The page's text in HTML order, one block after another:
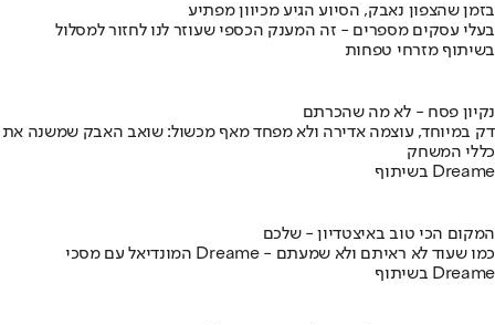
בזמן שהצפון נאבק, הסיוע הגיע מכיוון מפתיע
בעלי עסקים מספרים - זה המענק הכספי שעוזר לנו לחזור למסלול
בשיתוף מזרחי טפחות
נקיון פסח - לא מה שהכרתם
דק במיוחד, עוצמה אדירה ולא מפחד מאף מכשול: שואב האבק שמשנה את
כללי המשחק
בשיתוף Dreame
המקום הכי טוב באיצטדיון - שלכם
המונדיאל עם מסכי Dreame - כמו שעוד לא ראיתם ולא שמעתם
בשיתוף Dreame